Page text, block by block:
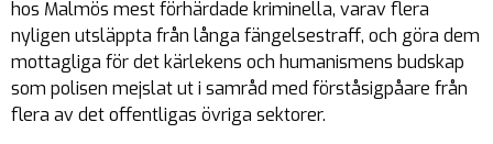
hos Malmös mest förhärdade kriminella, varav flera
nyligen utsläppta från långa fängelsestraff, och göra dem
mottagliga för det kärlekens och humanismens budskap
som polisen mejslat ut i samråd med förståsigpåare från
flera av det offentligas övriga sektorer.